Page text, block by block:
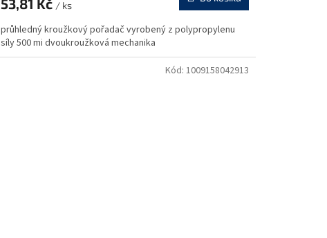
53,81 Kč / ks
průhledný kroužkový pořadač vyrobený z polypropylenu
síly 500 mi dvoukroužková mechanika
Kód: 1009158042913